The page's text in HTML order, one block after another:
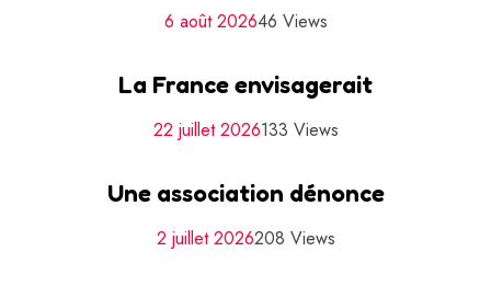
6 août 202646 Views
La France envisagerait
22 juillet 2026133 Views
Une association dénonce
2 juillet 2026208 Views